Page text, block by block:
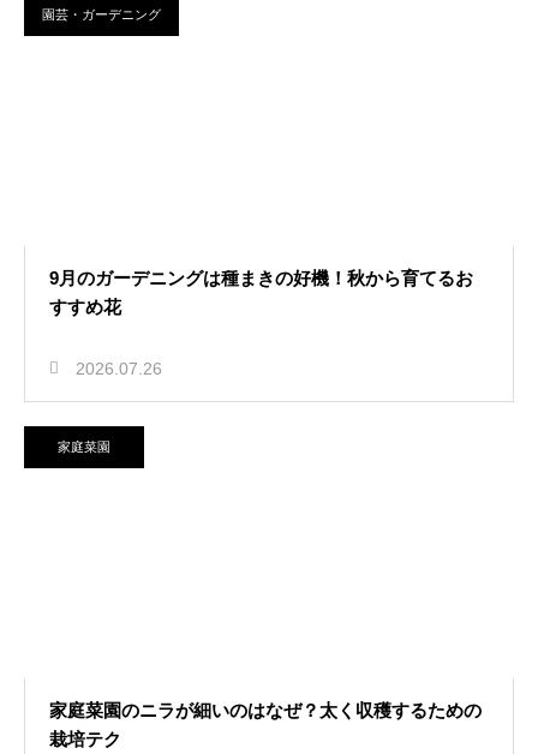
園芸・ガーデニング
9月のガーデニングは種まきの好機！秋から育てるお
すすめ花
2026.07.26
家庭菜園
家庭菜園のニラが細いのはなぜ？太く収穫するための
栽培テク